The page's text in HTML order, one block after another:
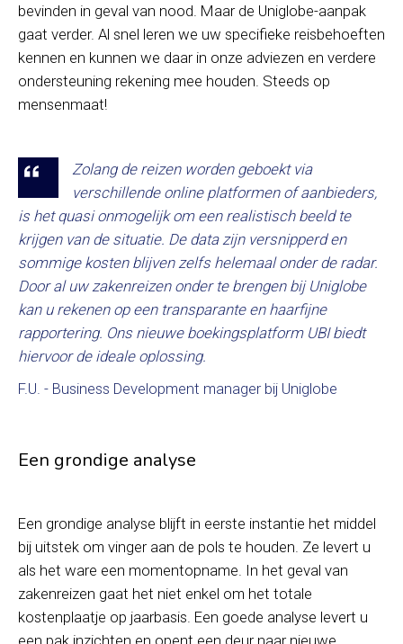
bevinden in geval van nood. Maar de Uniglobe-aanpak
gaat verder. Al snel leren we uw specifieke reisbehoeften
kennen en kunnen we daar in onze adviezen en verdere
ondersteuning rekening mee houden. Steeds op
mensenmaat!
Zolang de reizen worden geboekt via
verschillende online platformen of aanbieders,
is het quasi onmogelijk om een realistisch beeld te
krijgen van de situatie. De data zijn versnipperd en
sommige kosten blijven zelfs helemaal onder de radar.
Door al uw zakenreizen onder te brengen bij Uniglobe
kan u rekenen op een transparante en haarfijne
rapportering. Ons nieuwe boekingsplatform UBI biedt
hiervoor de ideale oplossing.
F.U. - Business Development manager bij Uniglobe
Een grondige analyse
Een grondige analyse blijft in eerste instantie het middel
bij uitstek om vinger aan de pols te houden. Ze levert u
als het ware een momentopname. In het geval van
zakenreizen gaat het niet enkel om het totale
kostenplaatje op jaarbasis. Een goede analyse levert u
een pak inzichten en opent een deur naar nieuwe